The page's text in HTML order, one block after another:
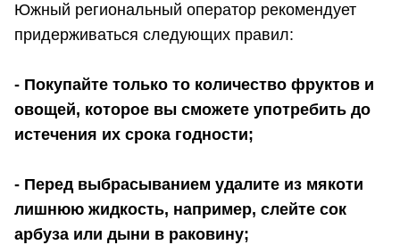
Южный региональный оператор рекомендует
придерживаться следующих правил:
- Покупайте только то количество фруктов и
овощей, которое вы сможете употребить до
истечения их срока годности;
- Перед выбрасыванием удалите из мякоти
лишнюю жидкость, например, слейте сок
арбуза или дыни в раковину;